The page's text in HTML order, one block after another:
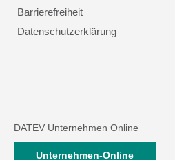
Barrierefreiheit
Datenschutzerklärung
DATEV Unternehmen Online
Unternehmen-Online